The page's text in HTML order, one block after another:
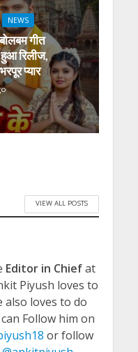
NEWS
गीत
हुआ रिलीज,
प्यार
VIEW ALL POSTS
Editor in Chiefat
Piyush loves to
also loves to do
Follow him on
or follow